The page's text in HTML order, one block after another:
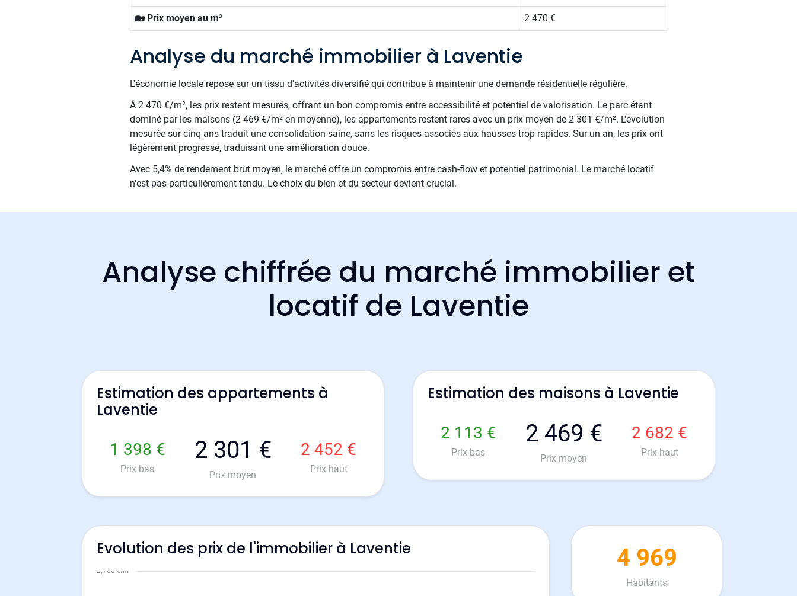
🏡 Prix moyen au m² 2 470 €
Analyse du marché immobilier à Laventie
L'économie locale repose sur un tissu d'activités diversifié qui contribue à maintenir une demande résidentielle régulière.
À 2 470 €/m², les prix restent mesurés, offrant un bon compromis entre accessibilité et potentiel de valorisation. Le parc étant
dominé par les maisons (2 469 €/m² en moyenne), les appartements restent rares avec un prix moyen de 2 301 €/m². L'évolution
mesurée sur cinq ans traduit une consolidation saine, sans les risques associés aux hausses trop rapides. Sur un an, les prix ont
légèrement progressé, traduisant une amélioration douce.
Avec 5,4% de rendement brut moyen, le marché offre un compromis entre cash-flow et potentiel patrimonial. Le marché locatif
n'est pas particulièrement tendu. Le choix du bien et du secteur devient crucial.
Analyse chiffrée du marché immobilier et
locatif de Laventie
Estimation des appartements à
Laventie
1 398 €
Prix bas
2 301 €
Prix moyen
2 452 €
Prix haut
Estimation des maisons à Laventie
2 113 €
Prix bas
2 469 €
Prix moyen
2 682 €
Prix haut
Evolution des prix de l'immobilier à Laventie 4 969
Habitants